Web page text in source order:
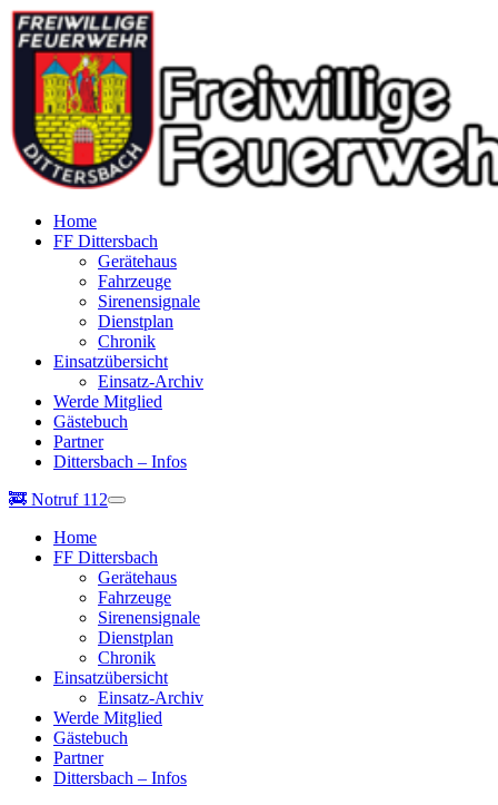
Home
FF Dittersbach
Gerätehaus
Fahrzeuge
Sirenensignale
Dienstplan
Chronik
Einsatzübersicht
Einsatz-Archiv
Werde Mitglied
Gästebuch
Partner
Dittersbach – Infos
🚒 Notruf 112
Home
FF Dittersbach
Gerätehaus
Fahrzeuge
Sirenensignale
Dienstplan
Chronik
Einsatzübersicht
Einsatz-Archiv
Werde Mitglied
Gästebuch
Partner
Dittersbach – Infos